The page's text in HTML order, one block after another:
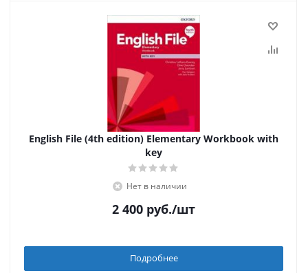
English File (4th edition) Elementary Workbook with
key
Нет в наличии
2 400 руб./шт
Подробнее